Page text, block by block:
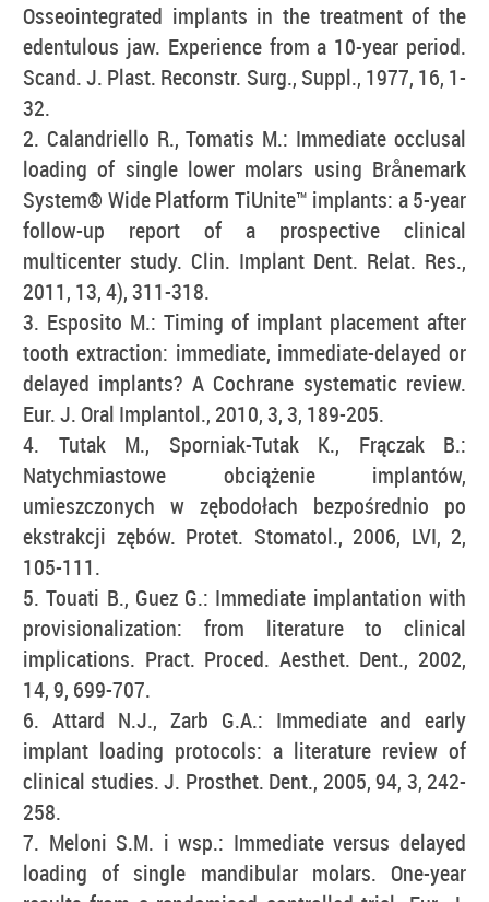
Osseointegrated implants in the treatment of the
edentulous jaw. Experience from a 10-year period.
Scand. J. Plast. Reconstr. Surg., Suppl., 1977, 16, 1-
32.
2. Calandriello R., Tomatis M.: Immediate occlusal
loading of single lower molars using Brånemark
System® Wide Platform TiUnite™ implants: a 5-year
follow-up report of a prospective clinical
multicenter study. Clin. Implant Dent. Relat. Res.,
2011, 13, 4), 311-318.
3. Esposito M.: Timing of implant placement after
tooth extraction: immediate, immediate-delayed or
delayed implants? A Cochrane systematic review.
Eur. J. Oral Implantol., 2010, 3, 3, 189-205.
4. Tutak M., Sporniak-Tutak K., Frączak B.:
Natychmiastowe obciążenie implantów,
umieszczonych w zębodołach bezpośrednio po
ekstrakcji zębów. Protet. Stomatol., 2006, LVI, 2,
105-111.
5. Touati B., Guez G.: Immediate implantation with
provisionalization: from literature to clinical
implications. Pract. Proced. Aesthet. Dent., 2002,
14, 9, 699-707.
6. Attard N.J., Zarb G.A.: Immediate and early
implant loading protocols: a literature review of
clinical studies. J. Prosthet. Dent., 2005, 94, 3, 242-
258.
7. Meloni S.M. i wsp.: Immediate versus delayed
loading of single mandibular molars. One-year